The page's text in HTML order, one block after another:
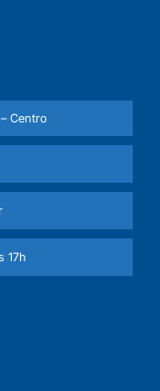
Centro
17h